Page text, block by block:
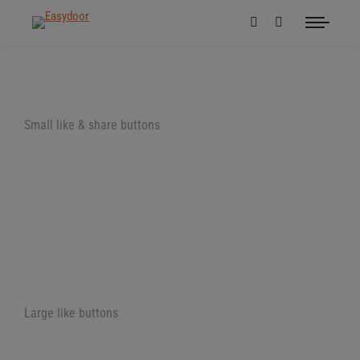
Small like & share buttons
Large like buttons